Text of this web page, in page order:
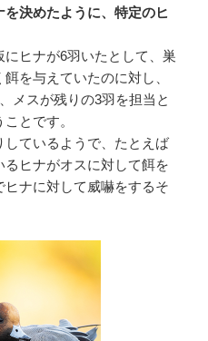
を決めたように、特定のヒ
ヒナが6羽いたとして、巣
を与えていたのに対し、
メスが残りの3羽を担当と
とです。
しているようで、たとえば
ヒナがオスに対して餌を
ナに対して威嚇をするそ